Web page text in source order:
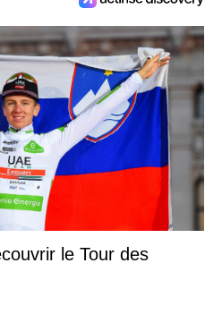
le Tour des